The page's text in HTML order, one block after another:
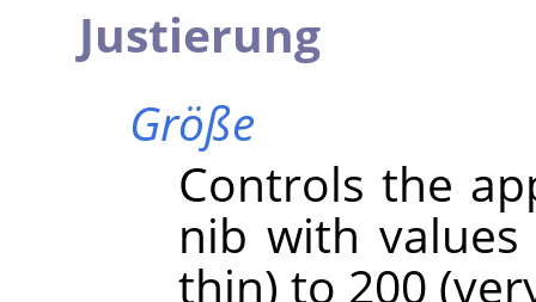
Justierung
Größe
Controls the
nib with
thin) to 200